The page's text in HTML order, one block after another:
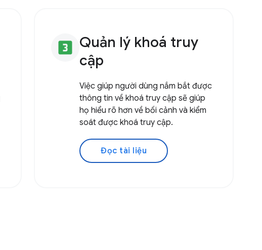
looks_3 Quản lý khoá truy
cập
Việc giúp người dùng nắm bắt được
thông tin về khoá truy cập sẽ giúp
họ hiểu rõ hơn về bối cảnh và kiểm
soát được khoá truy cập.
Đọc tài liệu